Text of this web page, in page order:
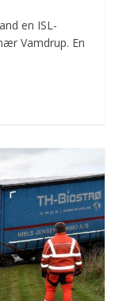
en ISL-
Vamdrup. En